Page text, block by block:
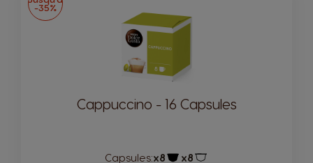
-35%
Cappuccino - 16 Capsules
Capsules:x8 x8